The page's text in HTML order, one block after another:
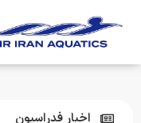
اخبار فدراسیون